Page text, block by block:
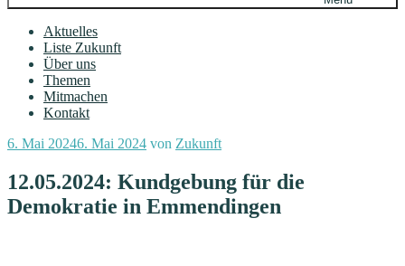
Aktuelles
Liste Zukunft
Über uns
Themen
Mitmachen
Kontakt
Veröffentlicht
6. Mai 20246. Mai 2024 von Zukunft
12.05.2024: Kundgebung für die
Demokratie in Emmendingen